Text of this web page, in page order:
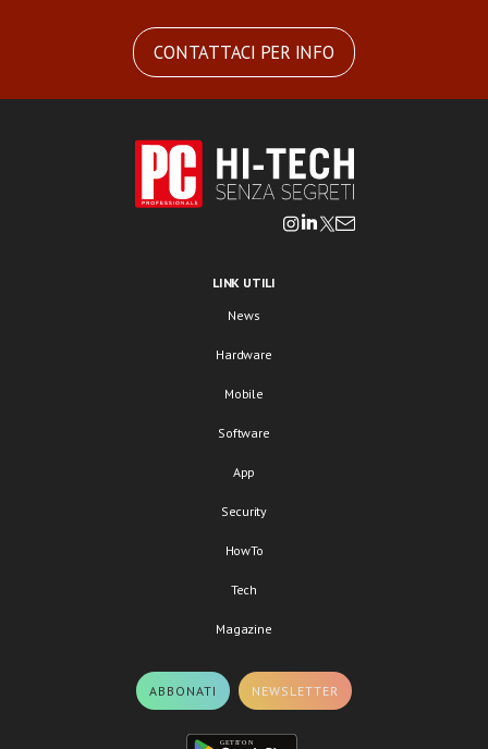
CONTATTACI PER INFO
LINK UTILI
News
Hardware
Mobile
Software
App
Security
HowTo
Tech
Magazine
ABBONATI NEWSLETTER